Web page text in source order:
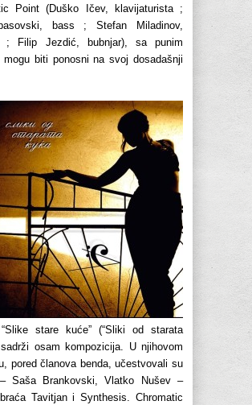
Point (Duško Ičev, klavijaturista ;
bass ; Stefan Miladinov,
; Filip Jezdić, bubnjar), sa punim
mogu biti ponosni na svoj dosadašnji
stare kuće” (“Sliki od starata
sadrži osam kompozicija. U njihovom
pored članova benda, učestvovali su
Saša Brankovski, Vlatko Nušev –
Tavitjan i Synthesis. Chromatic